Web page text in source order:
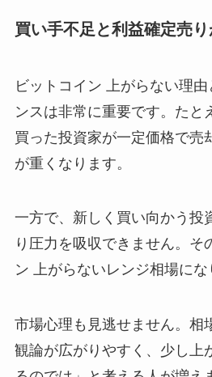
買い手不足と利益確定売
ビットコイン 上がらない理
ンスは非常に重要です。たと
買った投資家が一定価格で売
が重くなります。
一方で、新しく買い向かう投
り圧力を吸収できません。そ
ン 上がらないレンジ相場にな
市場心理も見逃せません。相
観論が広がりやすく、少し上